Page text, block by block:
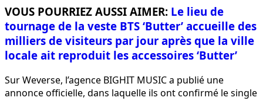
VOUS POURRIEZ AUSSI AIMER: Le lieu de
tournage de la veste BTS ‘Butter’ accueille des
milliers de visiteurs par jour après que la ville
locale ait reproduit les accessoires ‘Butter’
Sur Weverse, l’agence BIGHIT MUSIC a publié une
annonce officielle, dans laquelle ils ont confirmé le single